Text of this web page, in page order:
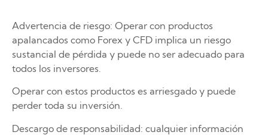
Advertencia de riesgo: Operar con productos
apalancados como Forex y CFD implica un riesgo
sustancial de pérdida y puede no ser adecuado para
todos los inversores.
Operar con estos productos es arriesgado y puede
perder toda su inversión.
Descargo de responsabilidad: cualquier información